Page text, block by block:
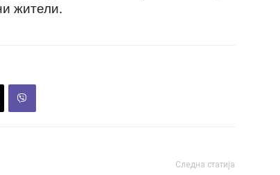
жители.
Следна статија